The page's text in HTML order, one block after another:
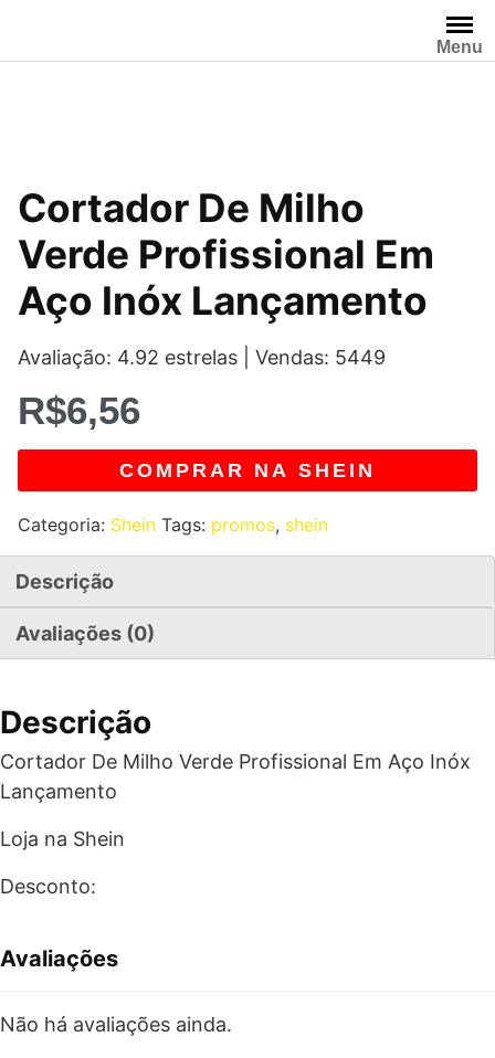
o
Menu
Cortador De Milho
Verde Profissional Em
Aço Inóx Lançamento
Avaliação: 4.92 estrelas | Vendas: 5449
R$6,56
COMPRAR NA SHEIN
Categoria: Shein Tags: promos, shein
Descrição
Avaliações (0)
Descrição
Cortador De Milho Verde Profissional Em Aço Inóx
Lançamento
Loja na Shein
Desconto:
Avaliações
Não há avaliações ainda.